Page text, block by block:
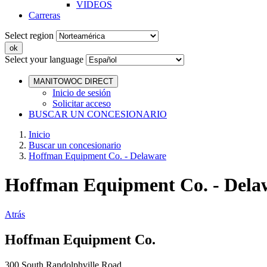
VIDEOS
Carreras
Select region
Select your language
MANITOWOC DIRECT
Inicio de sesión
Solicitar acceso
BUSCAR UN CONCESIONARIO
Inicio
Buscar un concesionario
Hoffman Equipment Co. - Delaware
Hoffman Equipment Co. -
Atrás
Hoffman Equipment Co.
300 South Randolphville Road